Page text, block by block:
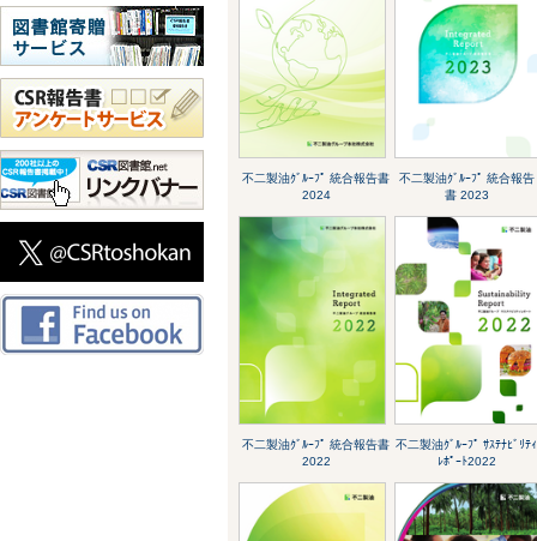
不二製油ｸﾞﾙｰﾌﾟ 統合報告書
2024
不二製油ｸﾞﾙｰﾌﾟ 統合報告
書 2023
不二製油ｸﾞﾙｰﾌﾟ 統合報告書
2022
不二製油ｸﾞﾙｰﾌﾟ ｻｽﾃﾅﾋﾞﾘﾃｨ
ﾚﾎﾟｰﾄ2022